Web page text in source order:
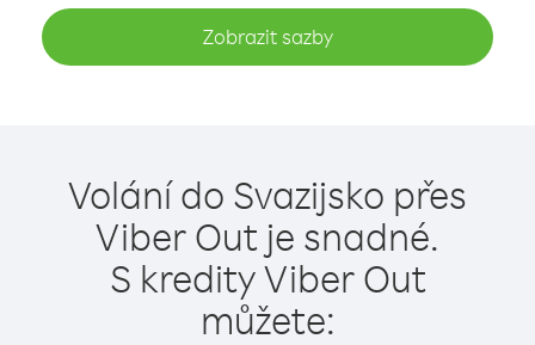
Zobrazit sazby
Volání do Svazijsko přes
Viber Out je snadné.
S kredity Viber Out
můžete: